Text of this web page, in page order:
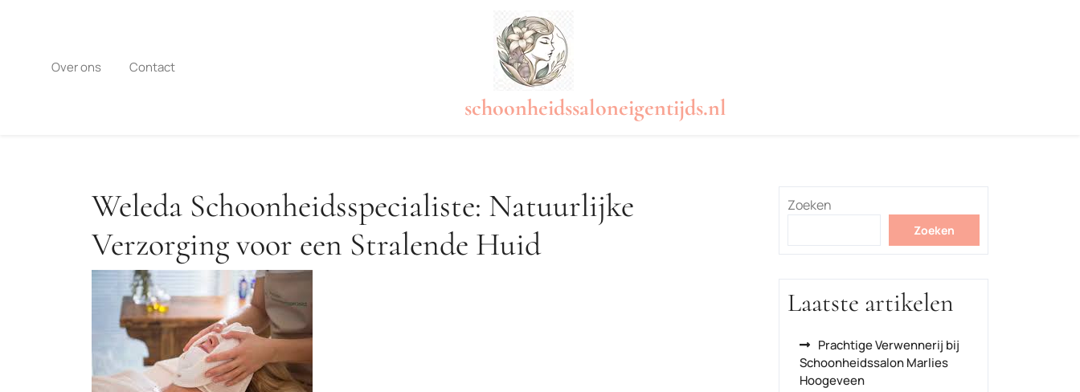
Over ons Contact
schoonheidssaloneigentijds.nl
Weleda Schoonheidsspecialiste: Natuurlijke
Verzorging voor een Stralende Huid
Zoeken
Zoeken
Laatste artikelen
Prachtige Verwennerij bij
Schoonheidssalon Marlies
Hoogeveen